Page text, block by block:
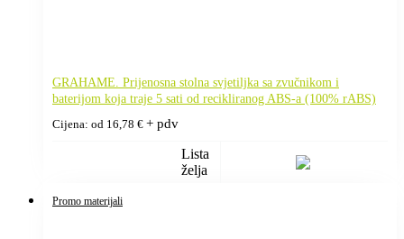
GRAHAME. Prijenosna stolna svjetiljka sa zvučnikom i
baterijom koja traje 5 sati od recikliranog ABS-a (100% rABS)
Cijena: od 16,78 € + pdv
Lista
želja
Promo materijali